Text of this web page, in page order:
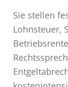
Sie stellen
Lohnsteuer,